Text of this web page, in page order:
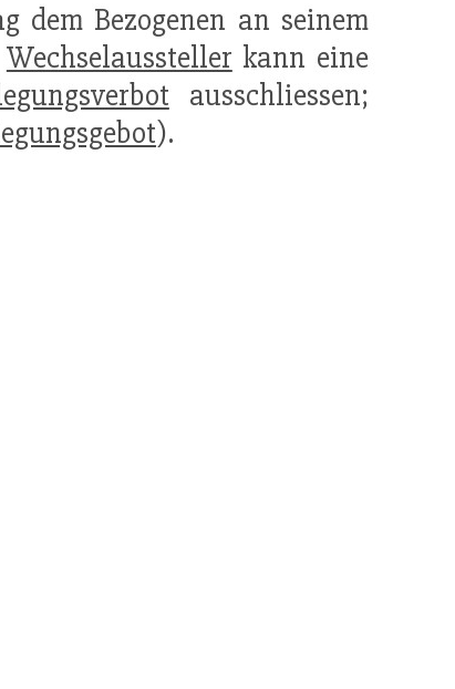
dem Bezogenen an seinem
Wechselaussteller kann eine
ausschliessen;
).